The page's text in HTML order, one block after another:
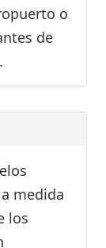
o
de
medida
los